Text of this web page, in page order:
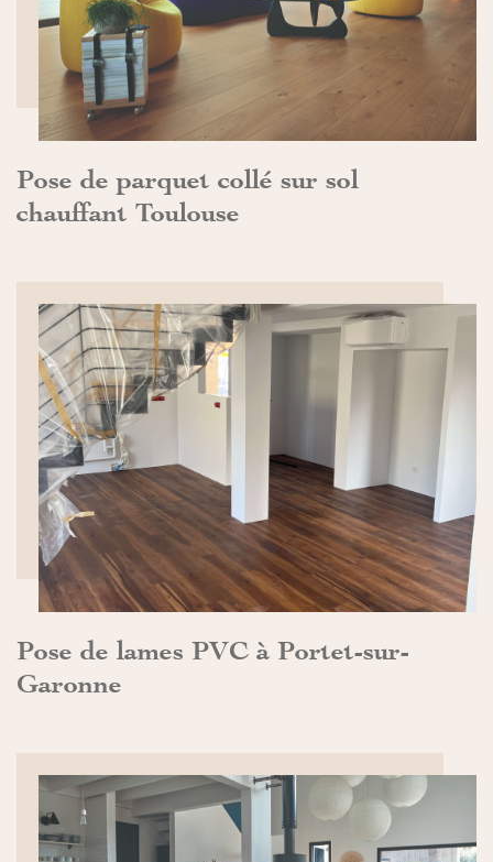
Pose de parquet collé sur sol
chauffant Toulouse
Pose de lames PVC à Portet-sur-
Garonne
DÉCOUVRIR>>